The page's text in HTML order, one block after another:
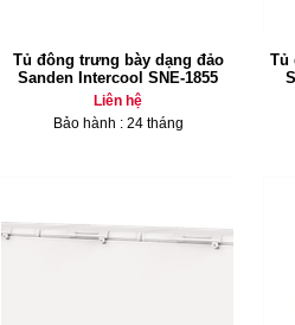
Tủ đông trưng bày dạng đảo
Sanden Intercool SNE-1855
Liên hệ
Bảo hành : 24 tháng
Tủ